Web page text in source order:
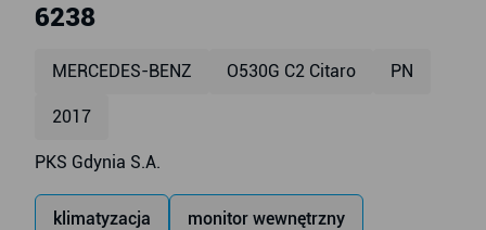
6238
MERCEDES-BENZ O530G C2 Citaro PN
2017
PKS Gdynia S.A.
klimatyzacja monitor wewnętrzny